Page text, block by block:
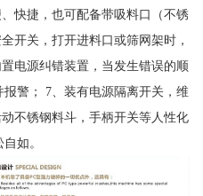
快捷，也可配备带吸料口（不锈
开关，打开进料口或筛网架时，
电源纠错装置，当发生错误的顺
警； 7、装有电源隔离开关，维
不锈钢料斗，手柄开关等人性化
如。